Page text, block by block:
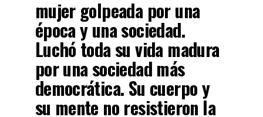
mujer golpeada por una
época y una sociedad.
Luchó toda su vida madura
por una sociedad más
democrática. Su cuerpo y
su mente no resistieron la